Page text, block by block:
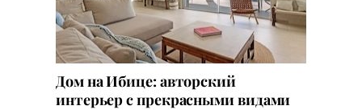
Дом на Ибице: авторский
интерьер с прекрасными видами